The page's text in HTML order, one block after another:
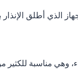
الذي أطلق
مناسبة للكثير من